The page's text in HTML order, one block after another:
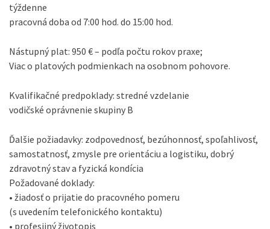
týždenne
pracovná doba od 7:00 hod. do 15:00 hod.
Nástupný plat: 950 € – podľa počtu rokov praxe;
Viac o platových podmienkach na osobnom pohovore.
Kvalifikačné predpoklady: stredné vzdelanie
vodičské oprávnenie skupiny B
Ďalšie požiadavky: zodpovednosť, bezúhonnosť, spoľahlivosť,
samostatnosť, zmysle pre orientáciu a logistiku, dobrý
zdravotný stav a fyzická kondícia
Požadované doklady:
• žiadosť o prijatie do pracovného pomeru
(s uvedením telefonického kontaktu)
• profesijný životopis